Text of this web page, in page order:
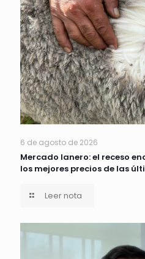
6 de agosto de 2026
Mercado lanero: el receso
los mejores precios de las
Leer nota